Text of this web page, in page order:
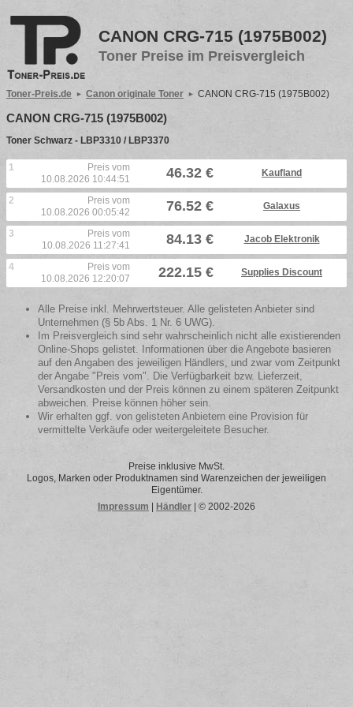
CANON CRG-715 (1975B002)
Toner Preise im Preisvergleich
Toner-Preis.de Canon originale Toner CANON CRG-715 (1975B002)
CANON CRG-715 (1975B002)
Toner Schwarz - LBP3310 / LBP3370
1
Preis vom
10.08.2026 10:44:51
46.32 € Kaufland
2
Preis vom
10.08.2026 00:05:42
76.52 € Galaxus
3
Preis vom
10.08.2026 11:27:41
84.13 € Jacob Elektronik
4
Preis vom
10.08.2026 12:20:07
222.15 € Supplies Discount
Alle Preise inkl. Mehrwertsteuer. Alle gelisteten Anbieter sind
Unternehmen (§ 5b Abs. 1 Nr. 6 UWG).
Im Preisvergleich sind sehr wahrscheinlich nicht alle existierenden
Online-Shops gelistet. Informationen über die Angebote basieren
auf den Angaben des jeweiligen Händlers, und zwar vom Zeitpunkt
der Angabe "Preis vom". Die Verfügbarkeit bzw. Lieferzeit,
Versandkosten und der Preis können zu einem späteren Zeitpunkt
abweichen. Preise können höher sein.
Wir erhalten ggf. von gelisteten Anbietern eine Provision für
vermittelte Verkäufe oder weitergeleitete Besucher.
Preise inklusive MwSt.
Logos, Marken oder Produktnamen sind Warenzeichen der jeweiligen
Eigentümer.
Impressum
Händler | © 2002-2026